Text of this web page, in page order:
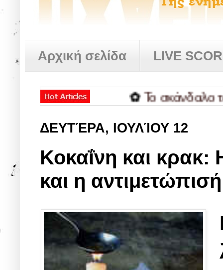
Αρχική σελίδα LIVE
Το σκάνδαλο των
ΔΕΥΤΈΡΑ, ΙΟΥΛΊΟΥ 12
Κοκαΐνη και κρακ:
και η